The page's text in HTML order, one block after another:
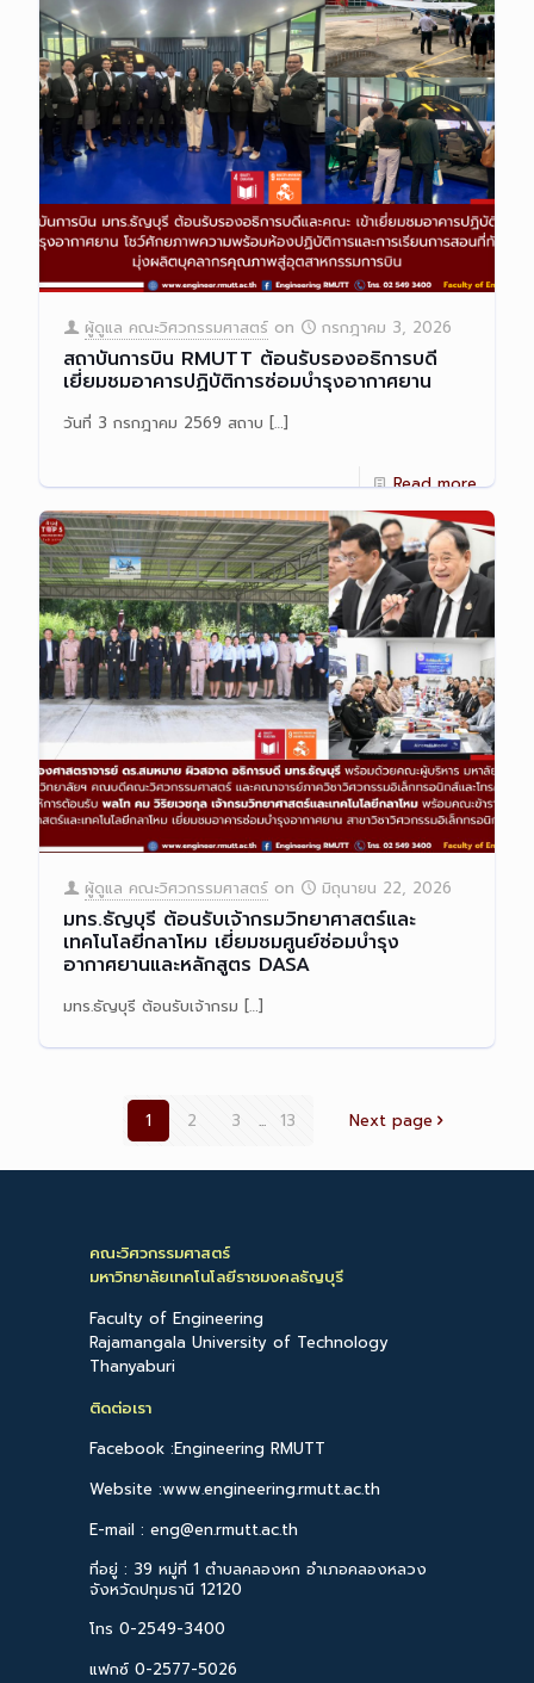
ผู้ดูแล คณะวิศวกรรมศาสตร์ on กรกฎาคม 3, 2026
สถาบันการบิน RMUTT ต้อนรับรองอธิการบดี
เยี่ยมชมอาคารปฏิบัติการซ่อมบำรุงอากาศยาน
วันที่ 3 กรกฎาคม 2569 สถาบ […]
Read more
ผู้ดูแล คณะวิศวกรรมศาสตร์ on มิถุนายน 22, 2026
มทร.ธัญบุรี ต้อนรับเจ้ากรมวิทยาศาสตร์และ
เทคโนโลยีกลาโหม เยี่ยมชมศูนย์ซ่อมบำรุง
อากาศยานและหลักสูตร DASA
มทร.ธัญบุรี ต้อนรับเจ้ากรม […]
1 2 3 ... 13 Next page
คณะวิศวกรรมศาสตร์
มหาวิทยาลัยเทคโนโลยีราชมงคลธัญบุรี
Faculty of Engineering
Rajamangala University of Technology
Thanyaburi
ติดต่อเรา
Facebook :Engineering RMUTT
Website :www.engineering.rmutt.ac.th
E-mail : eng@en.rmutt.ac.th
ที่อยู่ : 39 หมู่ที่ 1 ตำบลคลองหก อำเภอคลองหลวง
จังหวัดปทุมธานี 12120
โทร 0-2549-3400
แฟกซ์ 0-2577-5026